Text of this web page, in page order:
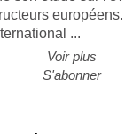
son étude sur
européens.
Voir plus